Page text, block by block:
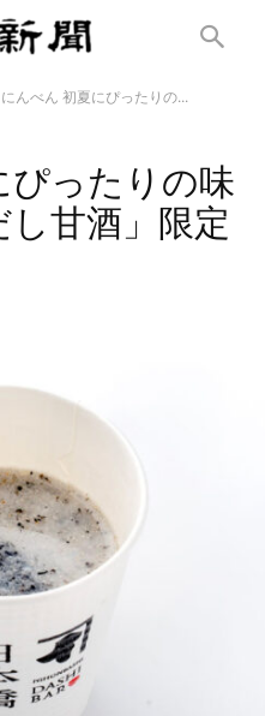
にんべん 初夏にぴったりの...
ぴったりの味
甘酒」限定